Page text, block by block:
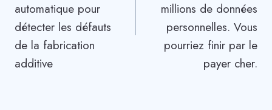
automatique pour
détecter les défauts
de la fabrication
additive
millions de données
personnelles. Vous
pourriez finir par le
payer cher.